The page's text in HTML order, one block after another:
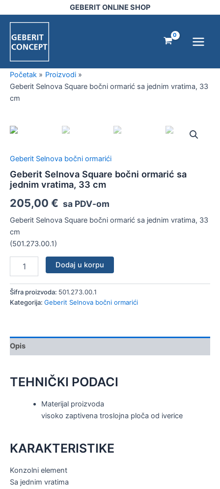
na
GEBERIT ONLINE SHOP
Menu
Početak
Proizvodi
Geberit Selnova Square bočni ormarić sa jednim vratima, 33
cm
Geberit Selnova bočni ormarići
Geberit Selnova Square bočni ormarić sa
jednim vratima, 33 cm
205,00 € sa PDV-om
Geberit Selnova Square bočni ormarić sa jednim vratima, 33
cm
(501.273.00.1)
Selnova
ormarić
sa
jednim
vratima,
33
količina
Dodaj u korpu
Šifra proizvoda: 501.273.00.1
Kategorija: Geberit Selnova bočni ormarići
Opis
TEHNIČKI PODACI
Materijal proizvoda
visoko zaptivena troslojna ploča od iverice
KARAKTERISTIKE
Konzolni element
Sa jednim vratima
ormarić
sa
jednim
vratima,
cm
količina